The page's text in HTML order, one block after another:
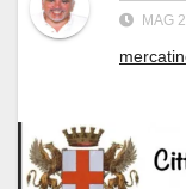
MAG